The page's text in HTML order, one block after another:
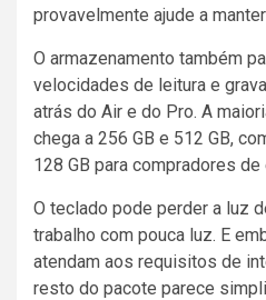
provavelmente ajude a
O armazenamento também
velocidades de leitura e
atrás do Air e do Pro. A
chega a 256 GB e 512 GB,
128 GB para compradores de
O teclado pode perder a luz
trabalho com pouca luz. E
atendam aos requisitos de
resto do pacote parece